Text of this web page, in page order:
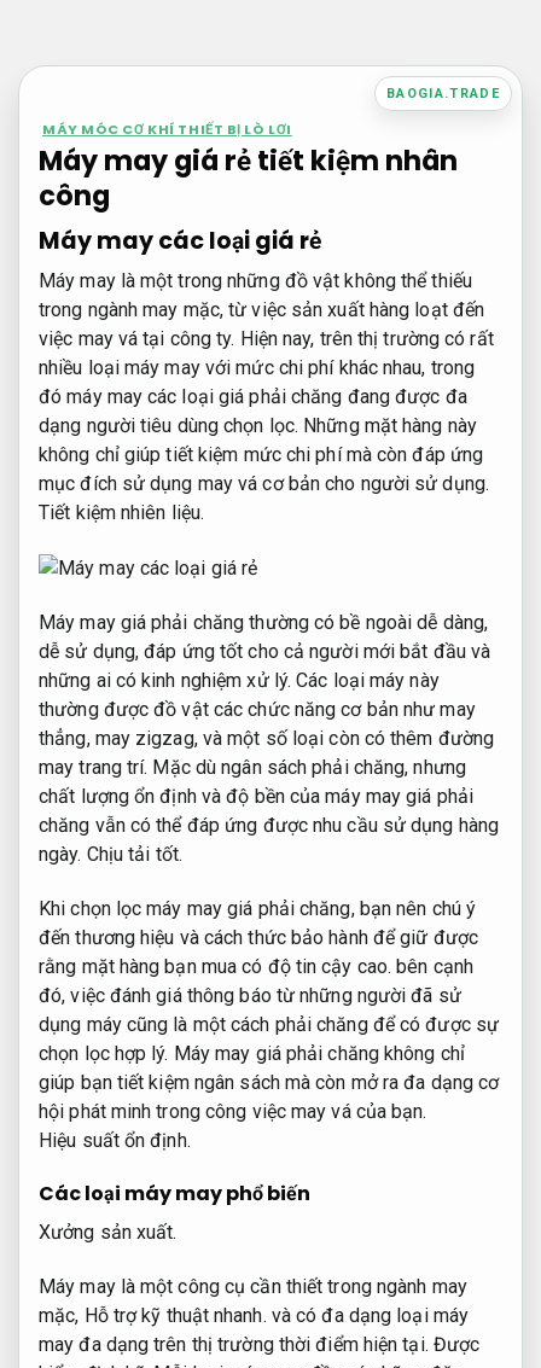
nội
BAOGIA.TRADE
MÁY MÓC CƠ KHÍ THIẾT BỊ LÒ LƠI
Máy may giá rẻ tiết kiệm nhân
công
Máy may các loại giá rẻ
Máy may là một trong những đồ vật không thể thiếu
trong ngành may mặc, từ việc sản xuất hàng loạt đến
việc may vá tại công ty. Hiện nay, trên thị trường có rất
nhiều loại máy may với mức chi phí khác nhau, trong
đó máy may các loại giá phải chăng đang được đa
dạng người tiêu dùng chọn lọc. Những mặt hàng này
không chỉ giúp tiết kiệm mức chi phí mà còn đáp ứng
mục đích sử dụng may vá cơ bản cho người sử dụng.
Tiết kiệm nhiên liệu.
Máy may giá phải chăng thường có bề ngoài dễ dàng,
dễ sử dụng, đáp ứng tốt cho cả người mới bắt đầu và
những ai có kinh nghiệm xử lý. Các loại máy này
thường được đồ vật các chức năng cơ bản như may
thẳng, may zigzag, và một số loại còn có thêm đường
may trang trí. Mặc dù ngân sách phải chăng, nhưng
chất lượng ổn định và độ bền của máy may giá phải
chăng vẫn có thể đáp ứng được nhu cầu sử dụng hàng
ngày. Chịu tải tốt.
Khi chọn lọc máy may giá phải chăng, bạn nên chú ý
đến thương hiệu và cách thức bảo hành để giữ được
rằng mặt hàng bạn mua có độ tin cậy cao. bên cạnh
đó, việc đánh giá thông báo từ những người đã sử
dụng máy cũng là một cách phải chăng để có được sự
chọn lọc hợp lý. Máy may giá phải chăng không chỉ
giúp bạn tiết kiệm ngân sách mà còn mở ra đa dạng cơ
hội phát minh trong công việc may vá của bạn.
Hiệu suất ổn định.
Các loại máy may phổ biến
Xưởng sản xuất.
Máy may là một công cụ cần thiết trong ngành may
mặc, Hỗ trợ kỹ thuật nhanh. và có đa dạng loại máy
may đa dạng trên thị trường thời điểm hiện tại. Được